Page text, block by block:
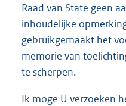
Raad van State geen
inhoudelijke
gebruikgemaakt het
memorie van
te scherpen.
Ik moge U verzoeken